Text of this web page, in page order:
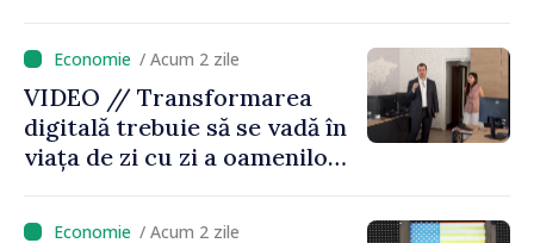
caniculă
/ Acum 2 zile
VIDEO // Transformarea
digitală trebuie să se vadă în
viața de zi cu zi a oamenilor
funcționează economia:
/ Acum 2 zile